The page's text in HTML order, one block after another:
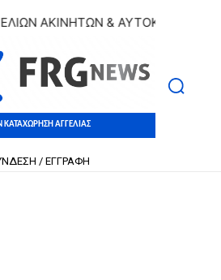
ΑΚΙΝΗΤΩΝ & ΑΥΤΟΚΙΝΗΤΩΝ |
ΚΑΤΑΧΩΡΗΣΗ ΑΓΓΕΛΙΑΣ
/ ΕΓΓΡΑΦΗ